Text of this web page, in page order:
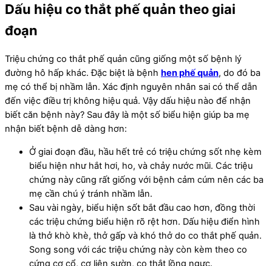
Dấu hiệu co thắt phế quản theo giai
đoạn
Triệu chứng co thắt phế quản cũng giống một số bệnh lý
đường hô hấp khác. Đặc biệt là bệnh hen phế quản, do đó ba
mẹ có thể bị nhầm lẫn. Xác định nguyên nhân sai có thể dẫn
đến việc điều trị không hiệu quả. Vậy dấu hiệu nào để nhận
biết căn bệnh này? Sau đây là một số biểu hiện giúp ba mẹ
nhận biết bệnh dễ dàng hơn:
Ở giai đoạn đầu, hầu hết trẻ có triệu chứng sốt nhẹ kèm
biểu hiện như hắt hơi, ho, và chảy nước mũi. Các triệu
chứng này cũng rất giống với bệnh cảm cúm nên các ba
mẹ cần chú ý tránh nhầm lẫn.
Sau vài ngày, biểu hiện sốt bắt đầu cao hơn, đồng thời
các triệu chứng biểu hiện rõ rệt hơn. Dấu hiệu điển hình
là thở khò khè, thở gấp và khó thở do co thắt phế quản.
Song song với các triệu chứng này còn kèm theo co
cứng cơ cổ, cơ liên sườn, co thắt lồng ngực.